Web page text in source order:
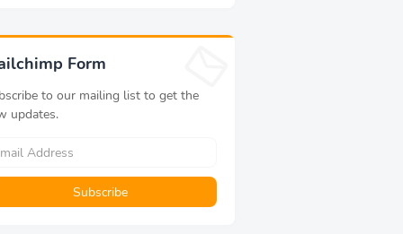
Form
to our mailing list to get the
updates.